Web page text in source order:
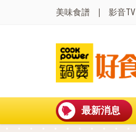
美味食譜 影音TV
最新消息